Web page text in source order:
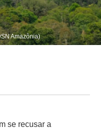
Amazônia)
se recusar a